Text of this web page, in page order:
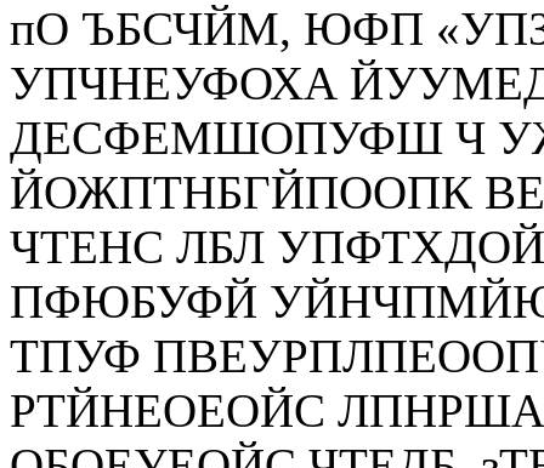
пО ЪБСЧЙМ, ЮФП
УПЧНЕУФОХА
ДЕСФЕМШОПУФШ Ч
ЙОЖПТНБГЙПООПК
ЧТЕНС ЛБЛ
ПФЮБУФЙ
ТПУФ
РТЙНЕОЕОЙС